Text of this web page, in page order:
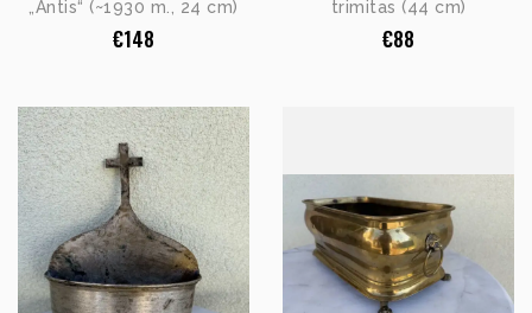
„Antis“ (~1930 m., 24 cm)
€148
trimitas (44 cm)
€88